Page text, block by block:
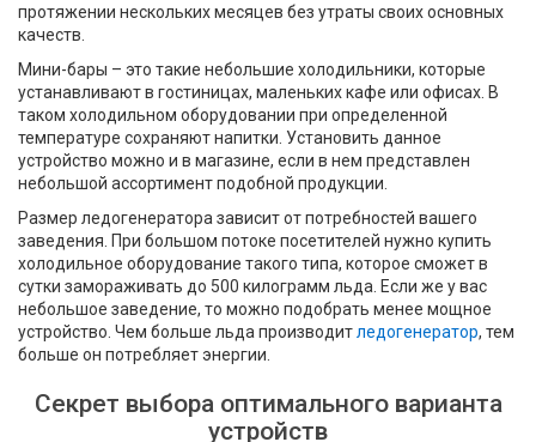
протяжении нескольких месяцев без утраты своих основных
качеств.
Мини-бары – это такие небольшие холодильники, которые
устанавливают в гостиницах, маленьких кафе или офисах. В
таком холодильном оборудовании при определенной
температуре сохраняют напитки. Установить данное
устройство можно и в магазине, если в нем представлен
небольшой ассортимент подобной продукции.
Размер ледогенератора зависит от потребностей вашего
заведения. При большом потоке посетителей нужно купить
холодильное оборудование такого типа, которое сможет в
сутки замораживать до 500 килограмм льда. Если же у вас
небольшое заведение, то можно подобрать менее мощное
устройство. Чем больше льда производитледогенератор, тем
больше он потребляет энергии.
Секрет выбора оптимального варианта
устройств